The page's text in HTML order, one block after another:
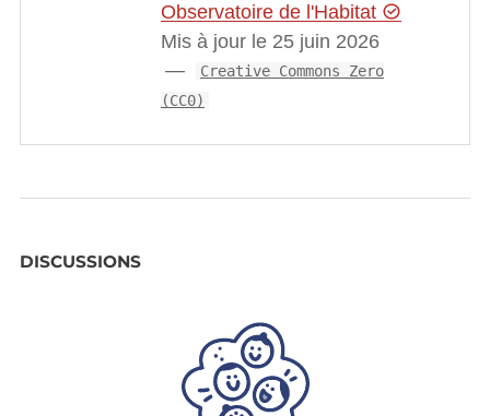
Observatoire de l'Habitat
Mis à jour le 25 juin 2026
Creative Commons Zero
(CC0)
DISCUSSIONS